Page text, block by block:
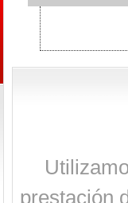
prestación